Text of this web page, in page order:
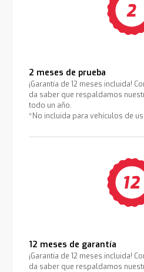
2 meses de prueba
¡Garantía de 12 meses incluida!
da saber que respaldamos
todo un año.
*No incluida para vehículos de
12 meses de garantía
¡Garantía de 12 meses incluida!
da saber que respaldamos